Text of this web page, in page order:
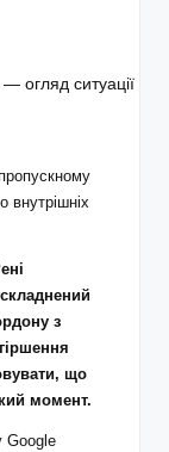
внутрішніх
з
що
момент.
Google